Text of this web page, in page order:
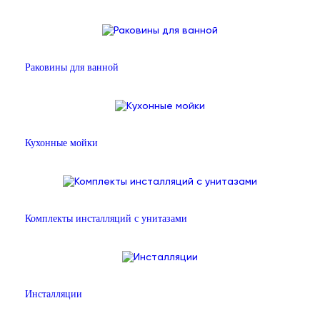
Раковины для ванной
Кухонные мойки
Комплекты инсталляций с унитазами
Инсталляции